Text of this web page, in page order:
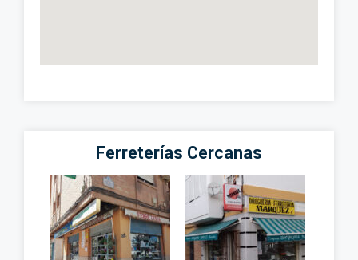
Ferreterías Cercanas